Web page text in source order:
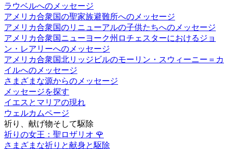
ラウベルへのメッセージ
アメリカ合衆国の聖家族避難所へのメッセージ
アメリカ合衆国のリニューアルの子供たちへのメッセージ
アメリカ合衆国ニューヨーク州ロチェスターにおけるジョ
ン・レアリーへのメッセージ
アメリカ合衆国北リッジビルのモーリン・スウィーニー＝カ
イルへのメッセージ
さまざまな源からのメッセージ
メッセージを探す
イエスとマリアの現れ
ウェルカムページ
祈り、献げ物そして駆除
祈りの女王：聖ロザリオ 🌹
さまざまな祈りと献身と駆除